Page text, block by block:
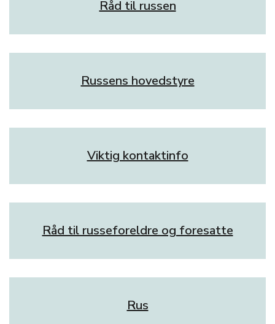
Råd til russen
Russens hovedstyre
Viktig kontaktinfo
Råd til russeforeldre og foresatte
Rus